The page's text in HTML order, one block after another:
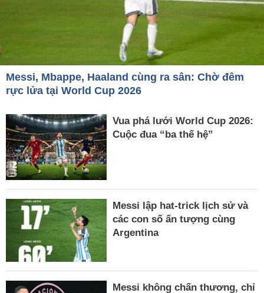
Messi, Mbappe, Haaland cùng ra sân: Chờ đêm
rực lửa tại World Cup 2026
Vua phá lưới World Cup 2026:
Cuộc đua “ba thế hệ”
Messi lập hat-trick lịch sử và
các con số ấn tượng cùng
Argentina
Messi không chấn thương, chỉ